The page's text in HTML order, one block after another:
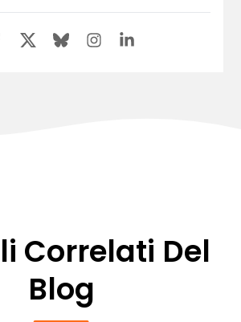
Correlati Del
Blog